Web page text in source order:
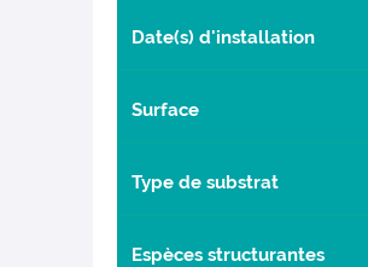
Date(s) d'installation
Surface
Type de substrat
Espèces structurantes